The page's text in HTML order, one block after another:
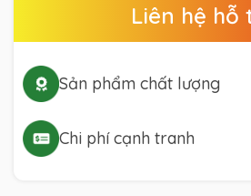
Liên hệ hỗ
Sản phẩm chất lượng
Chi phí cạnh tranh